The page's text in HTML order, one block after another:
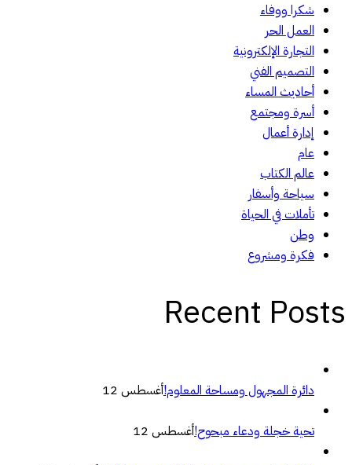
شكرا ووفاء
العمل الحر
التجارة الإلكترونية
التصميم الفني
أحاديث المساء
أسرة ومجتمع
إدارة أعمال
عام
عالم الكتاب
سياحة وأسفار
تأملات في الحياة
وطن
فكرة ومشروع
Recent Posts
دائرة المجهول ومساحة المعلوم!أغسطس 12
تحية خجلة ودعاء مبحوح!أغسطس 12